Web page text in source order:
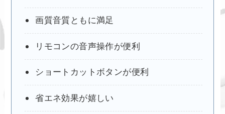
画質音質ともに満足
リモコンの音声操作が便利
ショートカットボタンが便利
省エネ効果が嬉しい